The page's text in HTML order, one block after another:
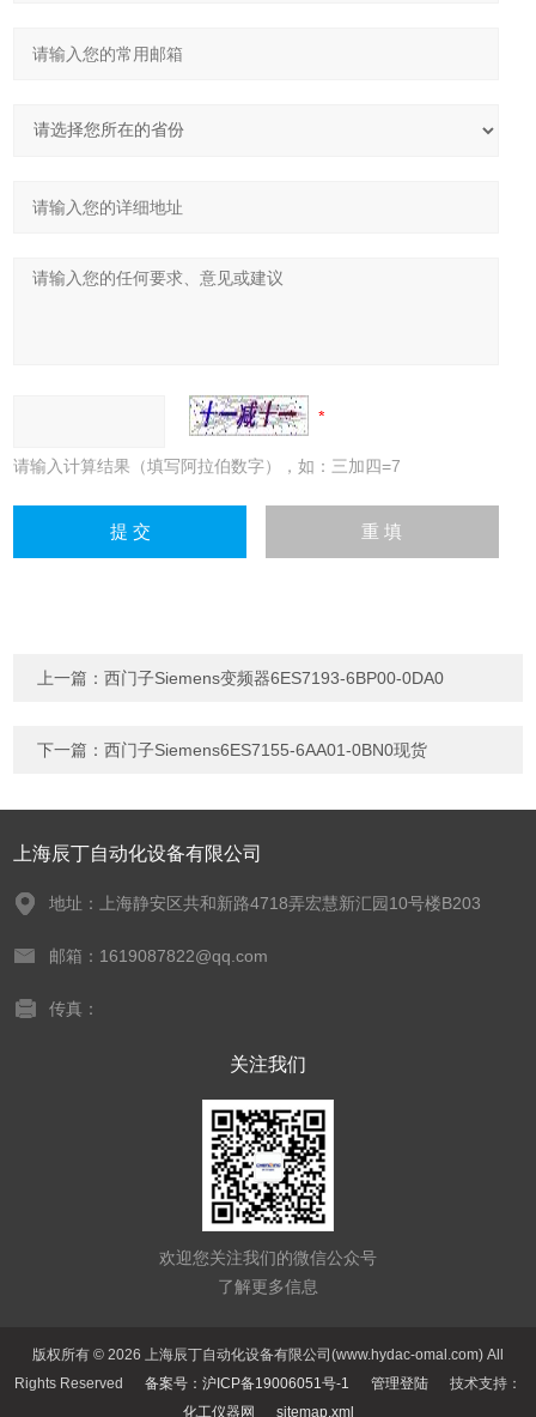
请输入计算结果（填写阿拉伯数字），如：三加四=7
上一篇：西门子Siemens变频器6ES7193-6BP00-0DA0
下一篇：西门子Siemens6ES7155-6AA01-0BN0现货
上海辰丁自动化设备有限公司
地址：上海静安区共和新路4718弄宏慧新汇园10号楼B203
邮箱：1619087822@qq.com
传真：
关注我们
欢迎您关注我们的微信公众号
了解更多信息
版权所有 © 2026 上海辰丁自动化设备有限公司(www.hydac-omal.com) All
Rights Reserved 备案号：沪ICP备19006051号-1 管理登陆 技术支持：
化工仪器网
sitemap.xml